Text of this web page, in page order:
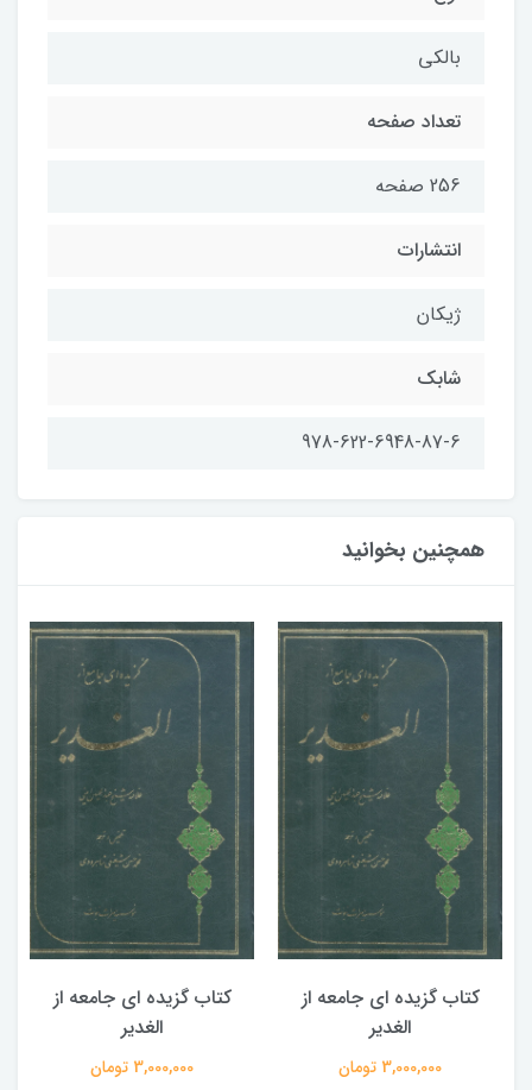
بالکی
تعداد صفحه
256 صفحه
انتشارات
ژیکان
شابك
978-622-6948-87-6
همچنین بخوانید
کتاب گزیده ای جامعه از
الغدیر
3,000,000 تومان
کتاب گزیده ای جامعه از
الغدیر
3,000,000 تومان